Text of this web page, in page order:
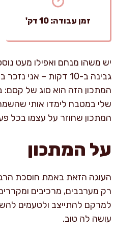
זמן עבודה: 10 דק'
יש משהו מנחם ואפילו מעט
גבינה ב-10 דקות –
המתכון הזה הוא סוג של קסם:
שלי במטבח לימדו אותי
המתכון שחוזר על עצמו בכל
על המתכון
למרקם להתייצב ולטעמים
עושה לה טוב.